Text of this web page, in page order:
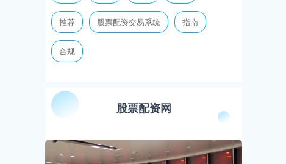
推荐 股票配资交易系统 指南
合规
股票配资网